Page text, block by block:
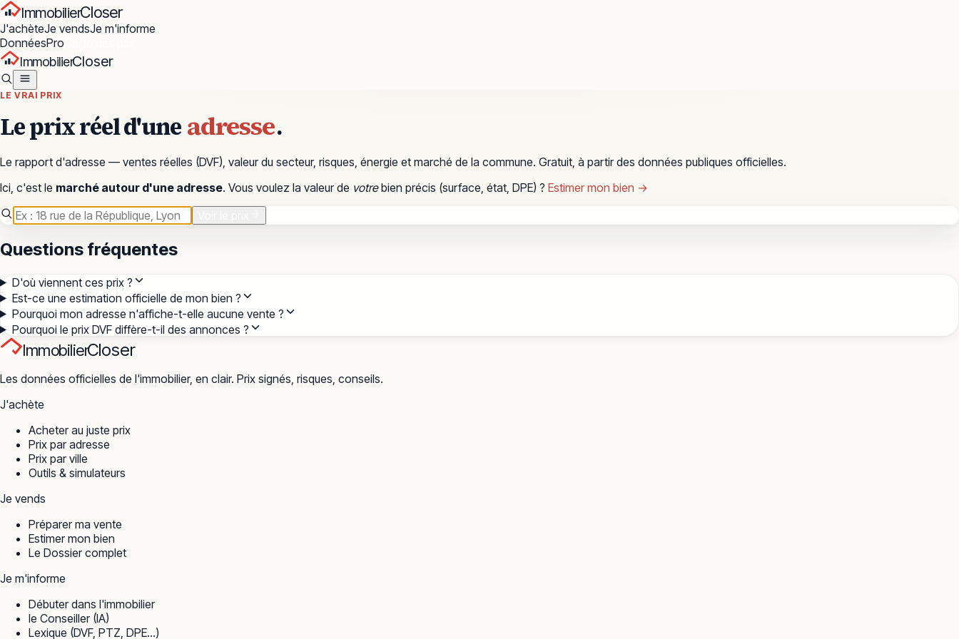
ImmobilierCloser
J'achèteJe vendsJe m'informe
DonnéesPro
ImmobilierCloser
LE VRAI PRIX
Le prix réel d'une adresse.
Le rapport d'adresse — ventes réelles (DVF), valeur du secteur, risques, énergie et marché de la commune. Gratuit, à partir des données publiques officielles.
Ici, c'est le marché autour d'une adresse. Vous voulez la valeur de votrebien précis (surface, état, DPE) ? Estimer mon bien →
Questions fréquentes
D'où viennent ces prix ?
Est-ce une estimation officielle de mon bien ?
Pourquoi mon adresse n'affiche-t-elle aucune vente ?
Pourquoi le prix DVF diffère-t-il des annonces ?
ImmobilierCloser
Les données officielles de l'immobilier, en clair. Prix signés, risques, conseils.
J'achète
Acheter au juste prix
Prix par adresse
Prix par ville
Outils & simulateurs
Je vends
Préparer ma vente
Estimer mon bien
Le Dossier complet
Je m'informe
Débuter dans l'immobilier
le Conseiller (IA)
Lexique (DVF, PTZ, DPE…)